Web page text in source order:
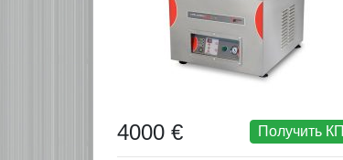
4000 € Получить КП